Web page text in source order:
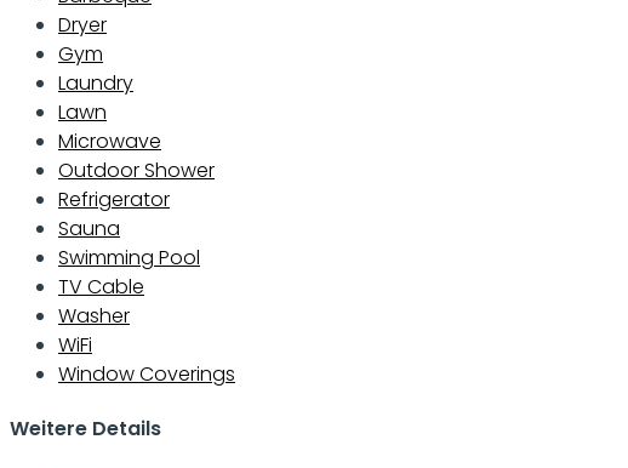
Dryer
Gym
Laundry
Lawn
Microwave
Outdoor Shower
Refrigerator
Sauna
Swimming Pool
TV Cable
Washer
WiFi
Window Coverings
Weitere Details